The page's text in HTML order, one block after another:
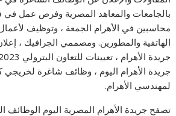
محاسبين في الأهرام الجمعة ، وتوظيف لأعمال
الهاتفية والمطورين. ومصممي الجرافيك ،
جريدة الأهرام اليوم ، وظائف شاغرة لخريجي
لمهندسي الأهرام.
تصفح جريدة الأهرام المصرية اليوم الوظائف